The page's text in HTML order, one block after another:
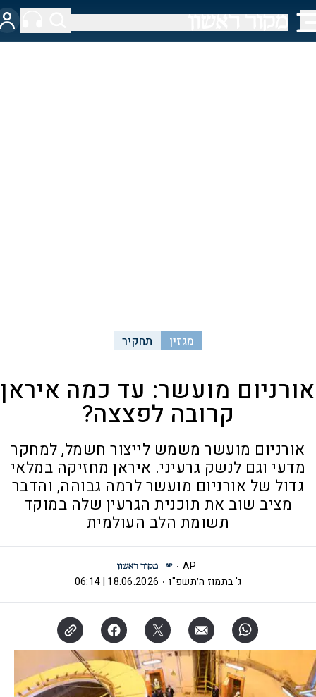
מגזין תחקיר
אורניום מועשר: עד כמה איראן
קרובה לפצצה?
אורניום מועשר משמש לייצור חשמל, למחקר
מדעי וגם לנשק גרעיני. איראן מחזיקה במלאי
גדול של אורניום מועשר לרמה גבוהה, והדבר
מציב שוב את תוכנית הגרעין שלה במוקד
תשומת הלב העולמית
AP
ג' בתמוז ה׳תשפ"ו
18.06.2026 | 06:14